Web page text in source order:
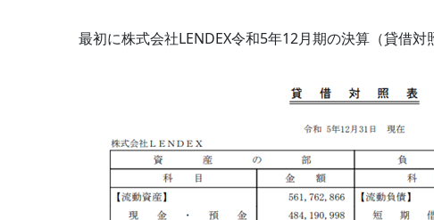
最初に株式会社LENDEX令和5年12月期の決算（貸借対